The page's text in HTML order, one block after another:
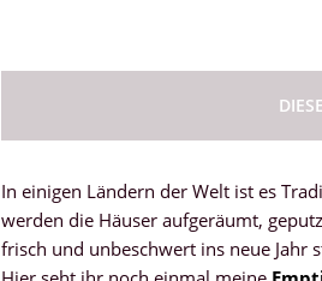
In einigen Ländern der Welt ist es
werden die Häuser aufgeräumt,
frisch und unbeschwert ins neue Jahr